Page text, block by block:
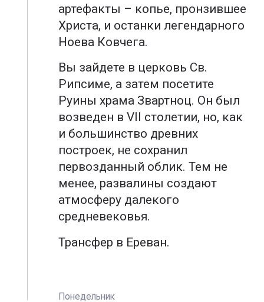
артефакты – копье, пронзившее
Христа, и останки легендарного
Ноева Ковчега.
Вы зайдете в церковь Св.
Рипсиме, а затем посетите
Руины храма Звартноц. Он был
возведен в VII столетии, но, как
и большинство древних
построек, не сохранил
первозданный облик. Тем не
менее, развалины создают
атмосферу далекого
средневековья.
Трансфер в Ереван.
Понедельник